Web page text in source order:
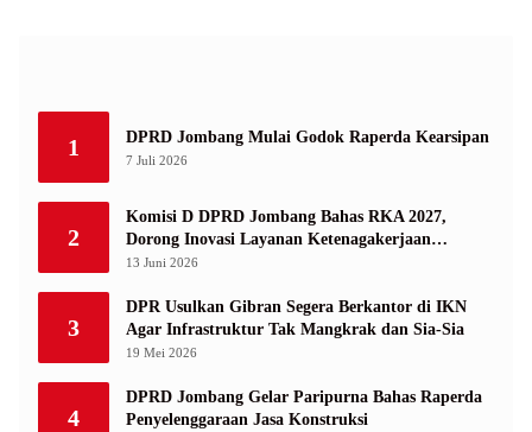
1 DPRD Jombang Mulai Godok Raperda Kearsipan
7 Juli 2026
2
Komisi D DPRD Jombang Bahas RKA 2027,
Dorong Inovasi Layanan Ketenagakerjaan
Berbasis Desa
13 Juni 2026
3
DPR Usulkan Gibran Segera Berkantor di IKN
Agar Infrastruktur Tak Mangkrak dan Sia-Sia
19 Mei 2026
4
DPRD Jombang Gelar Paripurna Bahas Raperda
Penyelenggaraan Jasa Konstruksi